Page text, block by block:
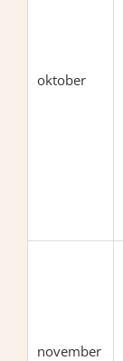
oktober
november